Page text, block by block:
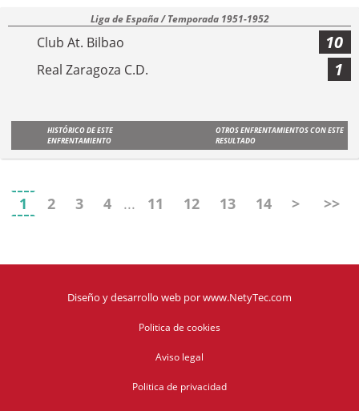
Liga de España / Temporada 1951-1952
Club At. Bilbao 10
Real Zaragoza C.D. 1
HISTÓRICO DE ESTE
ENFRENTAMIENTO
OTROS ENFRENTAMIENTOS CON ESTE
RESULTADO
1 2 3 4 ... 11 12 13 14 > >>
Diseño y desarrollo web porwww.NetyTec.com
Politica de cookies
Aviso legal
Politica de privacidad